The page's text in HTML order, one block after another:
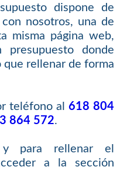
dispone de
nosotros, una de
misma página web,
donde
rellenar de forma
teléfono al618 804
864 572.
y para rellenar el
a la sección